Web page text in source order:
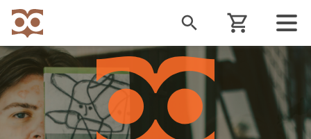
Liigu
edasi
põhisisu
juurde